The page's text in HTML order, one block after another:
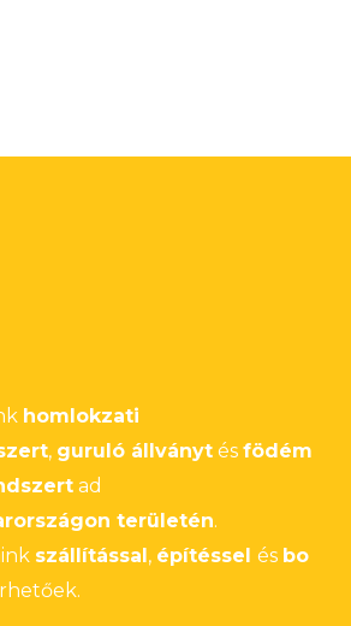
homlokzati
, guruló állványt és födém
ad
területén.
szállítással , építéssel és bo